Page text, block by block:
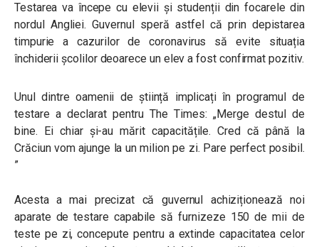
Testarea va începe cu elevii și studenții din focarele din
nordul Angliei. Guvernul speră astfel că prin depistarea
timpurie a cazurilor de coronavirus să evite situația
închiderii școlilor deoarece un elev a fost confirmat pozitiv.
Unul dintre oamenii de știință implicați în programul de
testare a declarat pentru The Times: „Merge destul de
bine. Ei chiar și-au mărit capacitățile. Cred că până la
Crăciun vom ajunge la un milion pe zi. Pare perfect posibil.
”
Acesta a mai precizat că guvernul achiziționează noi
aparate de testare capabile să furnizeze 150 de mii de
teste pe zi, concepute pentru a extinde capacitatea celor